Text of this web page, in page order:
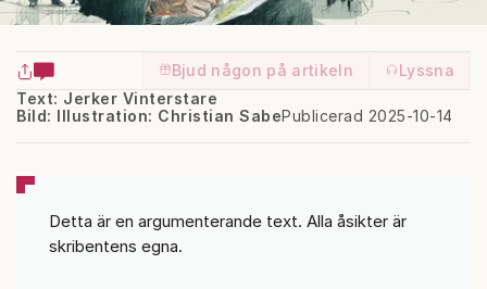
Bjud någon på artikeln
Lyssna
Text: Jerker Vinterstare
Publicerad 2025-10-14
Bild: Illustration: Christian Sabe
Detta är en argumenterande text. Alla åsikter är
skribentens egna.